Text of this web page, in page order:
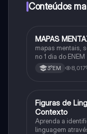
Conteúdos
MPortuguês
MAPAS
mapas mentais,
no 1 dia do ENEM
3°EM 8,017
FPortuguês
Figuras de
Contexto
Aprenda a
linguagem